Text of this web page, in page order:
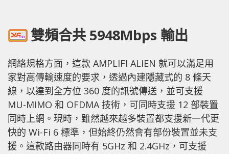
雙頻合共 5948Mbps 輸出
網絡規格方面，這款 AMPLIFI ALIEN 就可以滿足用
家對高傳輸速度的要求，透過內建隱藏式的 8 條天
線，以達到全方位 360 度的訊號傳送，並可支援
MU-MIMO 和 OFDMA 技術，可同時支援 12 部裝置
同時上網。現時，雖然越來越多裝置都支援新一代更
快的 Wi-Fi 6 標準，但始終仍然會有部份裝置並未支
援。這款路由器同時有 5GHz 和 2.4GHz，可支援